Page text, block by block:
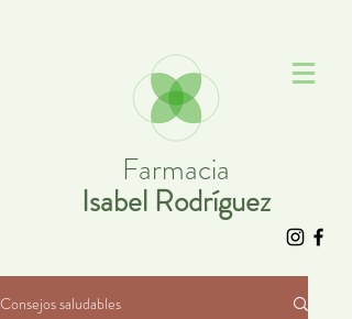
Farmacia
Isabel Rodríguez
Consejos saludables